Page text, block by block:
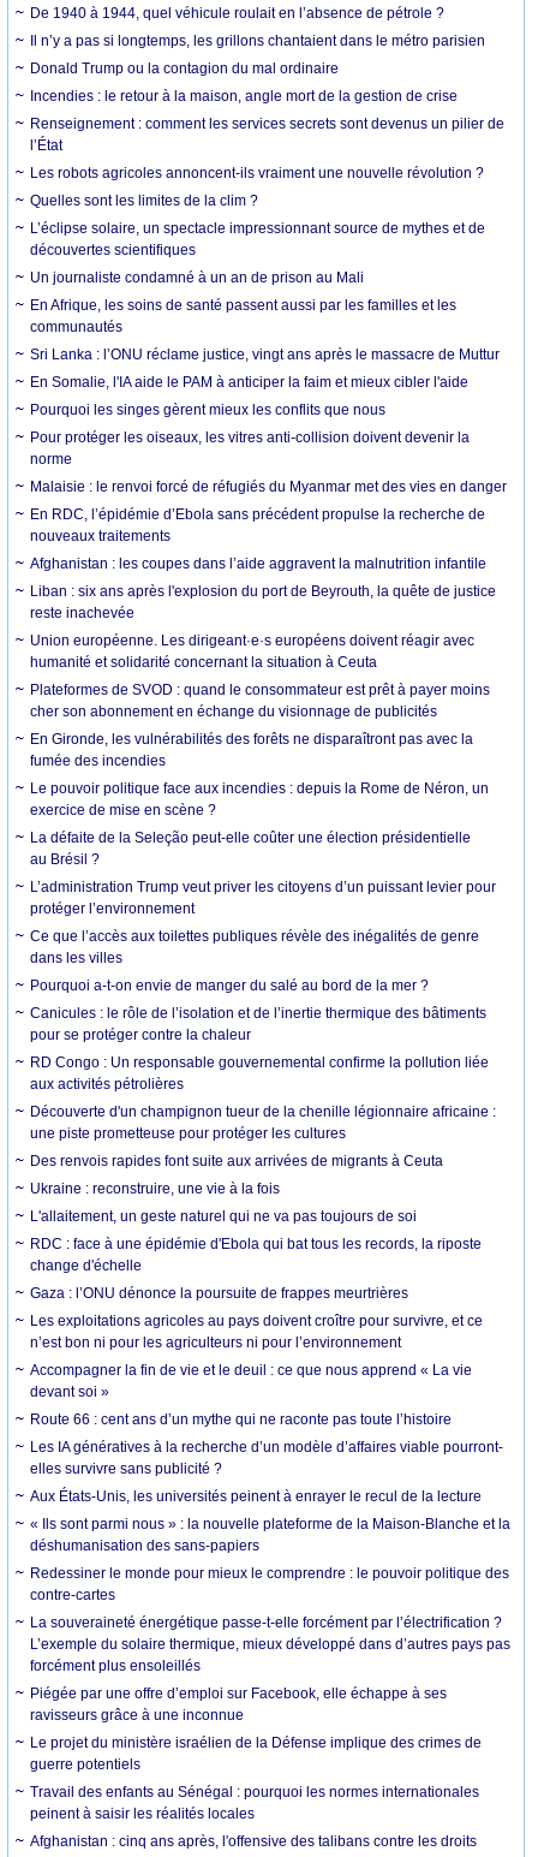
De 1940 à 1944, quel véhicule roulait en l’absence de pétrole ?
Il n’y a pas si longtemps, les grillons chantaient dans le métro parisien
Donald Trump ou la contagion du mal ordinaire
Incendies : le retour à la maison, angle mort de la gestion de crise
Renseignement : comment les services secrets sont devenus un pilier de
l’État
Les robots agricoles annoncent-ils vraiment une nouvelle révolution ?
Quelles sont les limites de la clim ?
L’éclipse solaire, un spectacle impressionnant source de mythes et de
découvertes scientifiques
Un journaliste condamné à un an de prison au Mali
En Afrique, les soins de santé passent aussi par les familles et les
communautés
Sri Lanka : l’ONU réclame justice, vingt ans après le massacre de Muttur
En Somalie, l'IA aide le PAM à anticiper la faim et mieux cibler l'aide
Pourquoi les singes gèrent mieux les conflits que nous
Pour protéger les oiseaux, les vitres anti-collision doivent devenir la
norme
Malaisie : le renvoi forcé de réfugiés du Myanmar met des vies en danger
En RDC, l’épidémie d’Ebola sans précédent propulse la recherche de
nouveaux traitements
Afghanistan : les coupes dans l’aide aggravent la malnutrition infantile
Liban : six ans après l'explosion du port de Beyrouth, la quête de justice
reste inachevée
Union européenne. Les dirigeant·e·s européens doivent réagir avec
humanité et solidarité concernant la situation à Ceuta
Plateformes de SVOD : quand le consommateur est prêt à payer moins
cher son abonnement en échange du visionnage de publicités
En Gironde, les vulnérabilités des forêts ne disparaîtront pas avec la
fumée des incendies
Le pouvoir politique face aux incendies : depuis la Rome de Néron, un
exercice de mise en scène ?
La défaite de la Seleção peut-elle coûter une élection présidentielle
au Brésil ?
L’administration Trump veut priver les citoyens d’un puissant levier pour
protéger l’environnement
Ce que l’accès aux toilettes publiques révèle des inégalités de genre
dans les villes
Pourquoi a-t-on envie de manger du salé au bord de la mer ?
Canicules : le rôle de l’isolation et de l’inertie thermique des bâtiments
pour se protéger contre la chaleur
RD Congo : Un responsable gouvernemental confirme la pollution liée
aux activités pétrolières
Découverte d'un champignon tueur de la chenille légionnaire africaine :
une piste prometteuse pour protéger les cultures
Des renvois rapides font suite aux arrivées de migrants à Ceuta
Ukraine : reconstruire, une vie à la fois
L'allaitement, un geste naturel qui ne va pas toujours de soi
RDC : face à une épidémie d'Ebola qui bat tous les records, la riposte
change d'échelle
Gaza : l’ONU dénonce la poursuite de frappes meurtrières
Les exploitations agricoles au pays doivent croître pour survivre, et ce
n’est bon ni pour les agriculteurs ni pour l’environnement
Accompagner la fin de vie et le deuil : ce que nous apprend « La vie
devant soi »
Route 66 : cent ans d’un mythe qui ne raconte pas toute l’histoire
Les IA génératives à la recherche d’un modèle d’affaires viable pourront-
elles survivre sans publicité ?
Aux États-Unis, les universités peinent à enrayer le recul de la lecture
« Ils sont parmi nous » : la nouvelle plateforme de la Maison-Blanche et la
déshumanisation des sans-papiers
Redessiner le monde pour mieux le comprendre : le pouvoir politique des
contre-cartes
La souveraineté énergétique passe-t-elle forcément par l’électrification ?
L’exemple du solaire thermique, mieux développé dans d’autres pays pas
forcément plus ensoleillés
Piégée par une offre d’emploi sur Facebook, elle échappe à ses
ravisseurs grâce à une inconnue
Le projet du ministère israélien de la Défense implique des crimes de
guerre potentiels
Travail des enfants au Sénégal : pourquoi les normes internationales
peinent à saisir les réalités locales
Afghanistan : cinq ans après, l'offensive des talibans contre les droits